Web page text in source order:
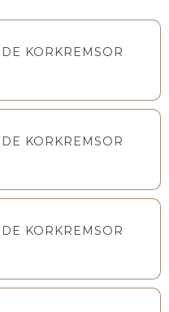
KORKREMSOR
KORKREMSOR
KORKREMSOR